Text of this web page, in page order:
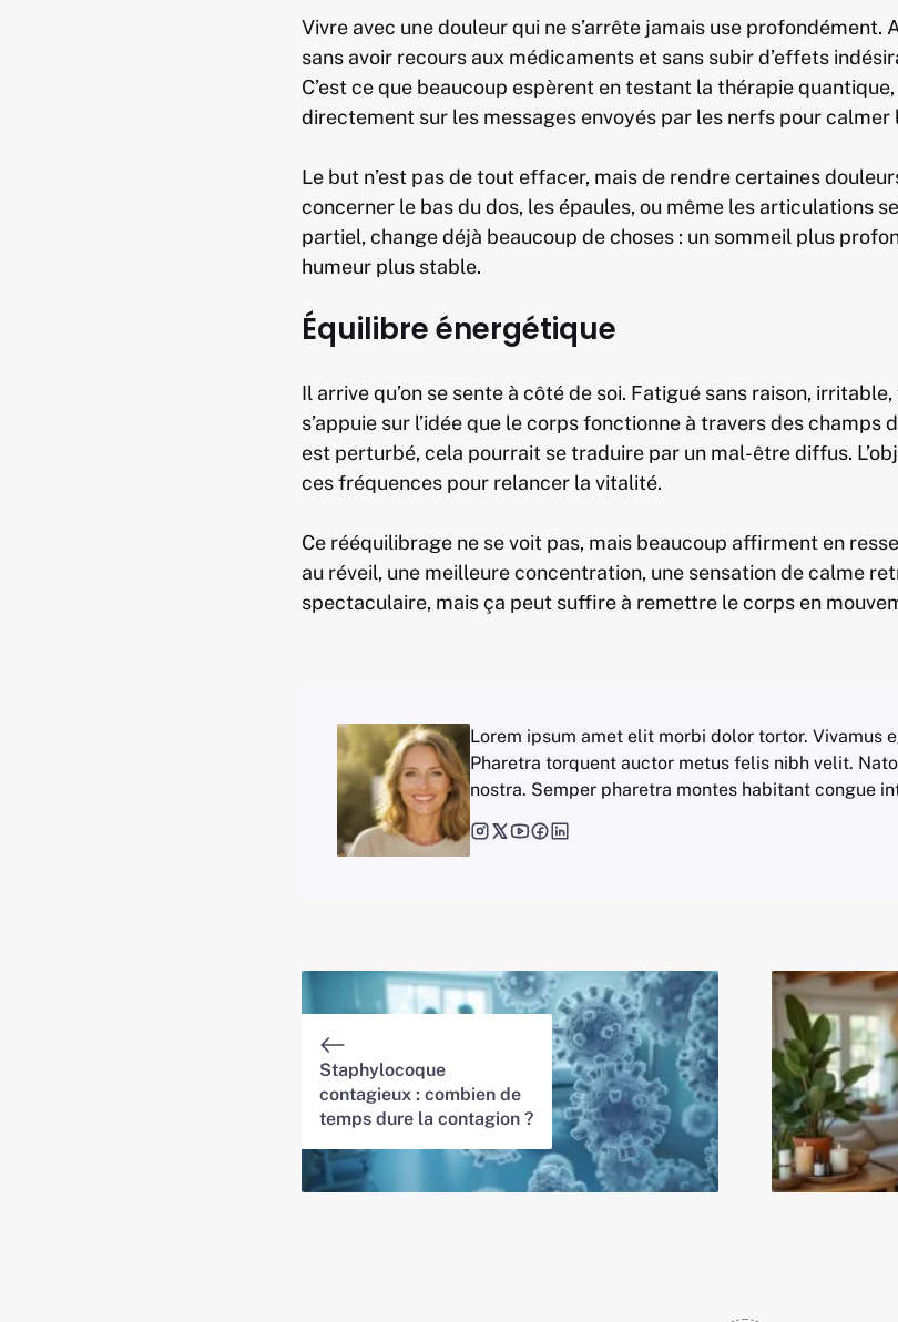
Vivre avec une douleur qui ne s’arrête jamais use profondément.
sans avoir recours aux médicaments et sans subir d’effets
C’est ce que beaucoup espèrent en testant la thérapie
directement sur les messages envoyés par les nerfs pour calmer
Le but n’est pas de tout effacer, mais de rendre certaines
concerner le bas du dos, les épaules, ou même les articulations
partiel, change déjà beaucoup de choses : un sommeil plus
humeur plus stable.
Équilibre énergétique
Il arrive qu’on se sente à côté de soi. Fatigué sans raison,
s’appuie sur l’idée que le corps fonctionne à travers des champs
est perturbé, cela pourrait se traduire par un mal-être diffus.
ces fréquences pour relancer la vitalité.
Ce rééquilibrage ne se voit pas, mais beaucoup affirment en
au réveil, une meilleure concentration, une sensation de calme
spectaculaire, mais ça peut suffire à remettre le corps en
Lorem ipsum amet elit morbi dolor tortor. Vivamus
Pharetra torquent auctor metus felis nibh velit.
nostra. Semper pharetra montes habitant congue
Staphylocoque
contagieux : combien de
temps dure la contagion ?